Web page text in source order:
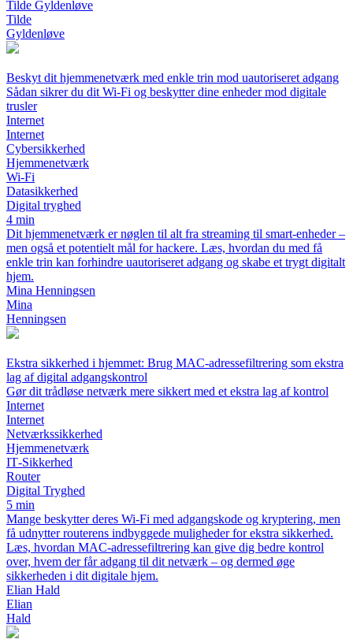
Tilde Gyldenløve
Tilde
Gyldenløve
Beskyt dit hjemmenetværk med enkle trin mod uautoriseret adgang
Sådan sikrer du dit Wi-Fi og beskytter dine enheder mod digitale
trusler
Internet
Internet
Cybersikkerhed
Hjemmenetværk
Wi-Fi
Datasikkerhed
Digital tryghed
4 min
Dit hjemmenetværk er nøglen til alt fra streaming til smart-enheder –
men også et potentielt mål for hackere. Læs, hvordan du med få
enkle trin kan forhindre uautoriseret adgang og skabe et trygt digitalt
hjem.
Mina Henningsen
Mina
Henningsen
Ekstra sikkerhed i hjemmet: Brug MAC‑adressefiltrering som ekstra
lag af digital adgangskontrol
Gør dit trådløse netværk mere sikkert med et ekstra lag af kontrol
Internet
Internet
Netværkssikkerhed
Hjemmenetværk
IT‑Sikkerhed
Router
Digital Tryghed
5 min
Mange beskytter deres Wi‑Fi med adgangskode og kryptering, men
få udnytter routerens indbyggede muligheder for ekstra sikkerhed.
Læs, hvordan MAC‑adressefiltrering kan give dig bedre kontrol
over, hvem der får adgang til dit netværk – og dermed øge
sikkerheden i dit digitale hjem.
Elian Hald
Elian
Hald